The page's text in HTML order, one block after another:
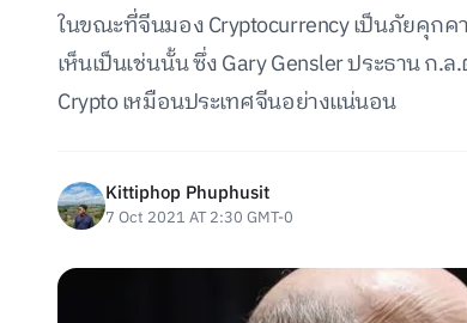
ในขณะที่จีนมอง Cryptocurrency เป็นภัยคุก
เห็นเป็นเช่นนั้น ซึ่ง Gary Gensler ประธาน
Crypto เหมือนประเทศจีนอย่างแน่นอน
Kittiphop Phuphusit
7 Oct 2021 AT 2:30 GMT-0